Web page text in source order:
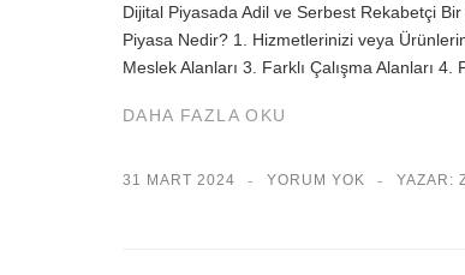
Dijital Piyasada Adil ve Serbest Rekabetçi
Piyasa Nedir? 1. Hizmetlerinizi veya
Meslek Alanları 3. Farklı Çalışma Alanları
DAHA FAZLA OKU
31 MART 2024 YORUM YOK YAZAR: